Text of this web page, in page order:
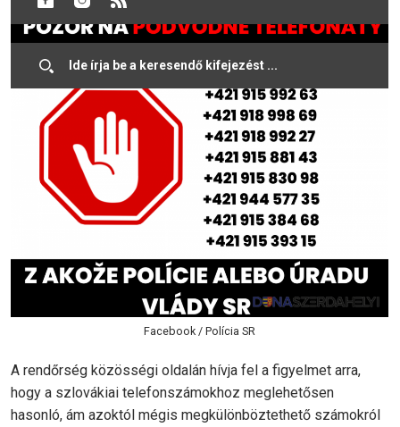
Facebook / Polícia SR
A rendőrség közösségi oldalán hívja fel a figyelmet arra,
hogy a szlovákiai telefonszámokhoz meglehetősen
hasonló, ám azoktól mégis megkülönböztethető számokról